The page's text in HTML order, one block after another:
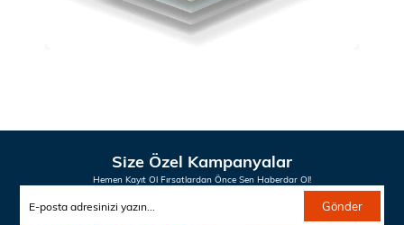
Size Özel Kampanyalar
Hemen Kayıt Ol Fırsatlardan Önce Sen Haberdar Ol!
Gönder